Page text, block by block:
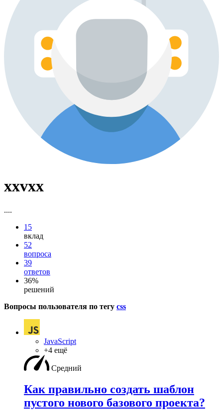
xxvxx
....
15
вклад
52
вопроса
39
ответов
36%
решений
Вопросы пользователя по тегу css
JavaScript
+4 ещё
Средний
Как правильно создать шаблон
пустого нового базового проекта?